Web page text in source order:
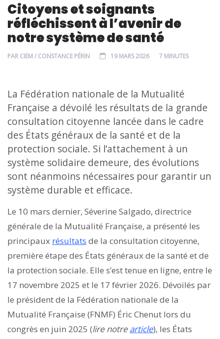
Citoyens et soignants
réfléchissent à l’avenir de
notre système de santé
PAR CIEM / CONSTANCE PÉRIN 19 MARS 2026 7 MINUTES
La Fédération nationale de la Mutualité
Française a dévoilé les résultats de la grande
consultation citoyenne lancée dans le cadre
des États généraux de la santé et de la
protection sociale. Si l’attachement à un
système solidaire demeure, des évolutions
sont néanmoins nécessaires pour garantir un
système durable et efficace.
Le 10 mars dernier, Séverine Salgado, directrice
générale de la Mutualité Française, a présenté les
principaux résultats de la consultation citoyenne,
première étape des États généraux de la santé et de
la protection sociale. Elle s’est tenue en ligne, entre le
17 novembre 2025 et le 17 février 2026. Dévoilés par
le président de la Fédération nationale de la
Mutualité Française (FNMF) Éric Chenut lors du
congrès en juin 2025 (lire notre article), les États